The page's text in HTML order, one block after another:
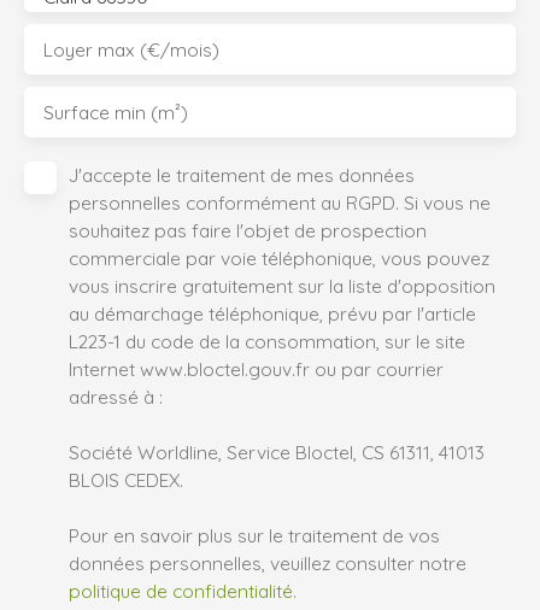
Loyer max (€/mois)
Surface min (m²)
J'accepte le traitement de mes données
personnelles conformément au RGPD. Si vous ne
souhaitez pas faire l'objet de prospection
commerciale par voie téléphonique, vous pouvez
vous inscrire gratuitement sur la liste d'opposition
au démarchage téléphonique, prévu par l'article
L223-1 du code de la consommation, sur le site
Internet www.bloctel.gouv.fr ou par courrier
adressé à :
Société Worldline, Service Bloctel, CS 61311, 41013
BLOIS CEDEX.
Pour en savoir plus sur le traitement de vos
données personnelles, veuillez consulter notre
politique de confidentialité.